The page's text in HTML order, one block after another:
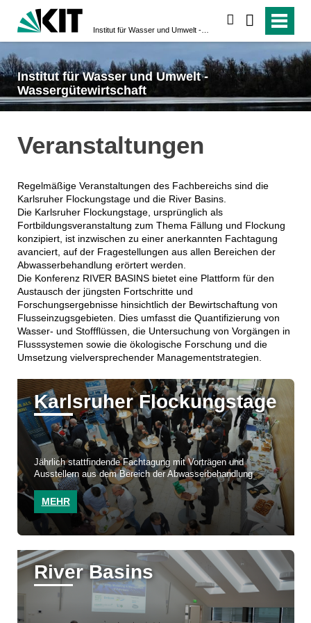
Institut für Wasser und Umwelt -
Wassergütewirtschaft
Veranstaltungen
Regelmäßige Veranstaltungen des Fachbereichs sind die
Karlsruher Flockungstage und die River Basins.
Die Karlsruher Flockungstage, ursprünglich als
Fortbildungsveranstaltung zum Thema Fällung und Flockung
konzipiert, ist inzwischen zu einer anerkannten Fachtagung
avanciert, auf der Fragestellungen aus allen Bereichen der
Abwasserbehandlung erörtert werden.
Die Konferenz RIVER BASINS bietet eine Plattform für den
Austausch der jüngsten Fortschritte und
Forschungsergebnisse hinsichtlich der Bewirtschaftung von
Flusseinzugsgebieten. Dies umfasst die Quantifizierung von
Wasser- und Stoffflüssen, die Untersuchung von Vorgängen in
Flusssystemen sowie die ökologische Forschung und die
Umsetzung vielversprechender Managementstrategien.
Karlsruher Flockungstage
Jährlich stattfindende Fachtagung mit Vorträgen und
Ausstellern aus dem Bereich der Abwasserbehandlung
MEHR
River Basins